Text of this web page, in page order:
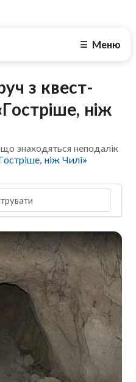
☰ Меню
з квест-
ніж
знаходяться неподалік
ніж Чилі»